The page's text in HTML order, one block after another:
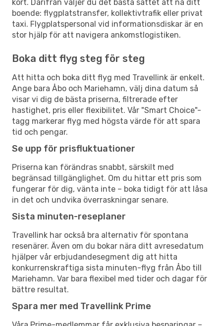
kort. Därifrån väljer du det bästa sättet att nå ditt
boende: flygplatstransfer, kollektivtrafik eller privat
taxi. Flygplatspersonal vid informationsdiskar är en
stor hjälp för att navigera ankomstlogistiken.
Boka ditt flyg steg för steg
Att hitta och boka ditt flyg med Travellink är enkelt.
Ange bara Åbo och Mariehamn, välj dina datum så
visar vi dig de bästa priserna, filtrerade efter
hastighet, pris eller flexibilitet. Vår "Smart Choice"-
tagg markerar flyg med högsta värde för att spara
tid och pengar.
Se upp för prisfluktuationer
Priserna kan förändras snabbt, särskilt med
begränsad tillgänglighet. Om du hittar ett pris som
fungerar för dig, vänta inte – boka tidigt för att låsa
in det och undvika överraskningar senare.
Sista minuten-reseplaner
Travellink har också bra alternativ för spontana
resenärer. Även om du bokar nära ditt avresedatum
hjälper vår erbjudandesegment dig att hitta
konkurrenskraftiga sista minuten-flyg från Åbo till
Mariehamn. Var bara flexibel med tider och dagar för
bättre resultat.
Spara mer med Travellink Prime